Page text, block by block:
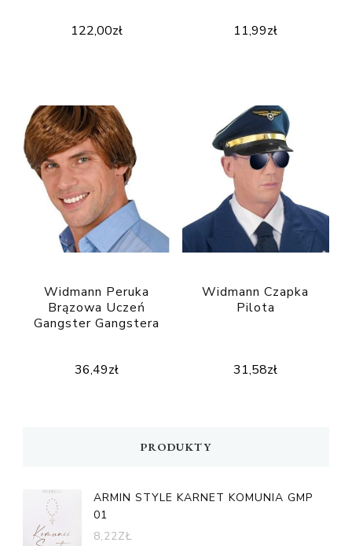
122,00zł 11,99zł
Widmann Peruka
Brązowa Uczeń
Gangster Gangstera
36,49zł
Widmann Czapka
Pilota
31,58zł
PRODUKTY
ARMIN STYLE KARNET KOMUNIA GMP
01
8,22ZŁ